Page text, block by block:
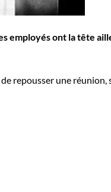
ont la tête
repousser une réunion,